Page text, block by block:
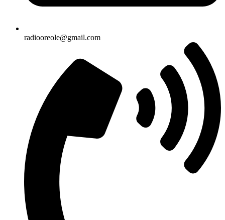
radiooreole@gmail.com